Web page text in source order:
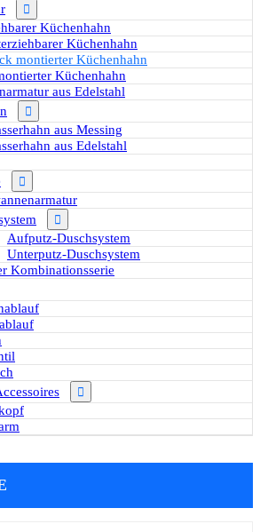
Küchenhahn
Küchenhahn
montierter Küchenhahn
Küchenhahn
aus Edelstahl
aus Messing
aus Edelstahl
Aufputz-Duschsystem
Unterputz-Duschsystem
Kombinationsserie